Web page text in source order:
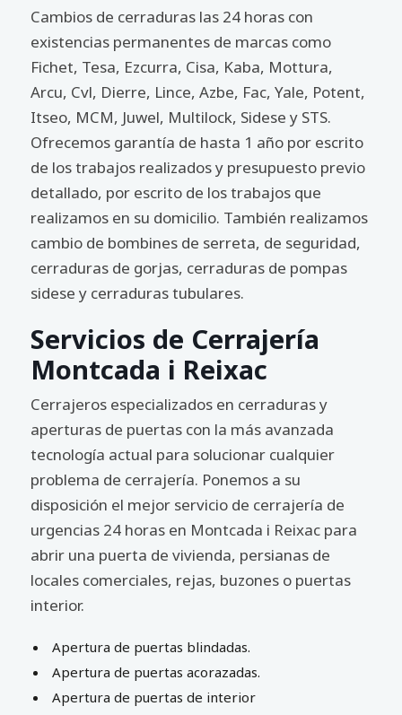
Cambios de cerraduras las 24 horas con
existencias permanentes de marcas como
Fichet, Tesa, Ezcurra, Cisa, Kaba, Mottura,
Arcu, Cvl, Dierre, Lince, Azbe, Fac, Yale, Potent,
Itseo, MCM, Juwel, Multilock, Sidese y STS.
Ofrecemos garantía de hasta 1 año por escrito
de los trabajos realizados y presupuesto previo
detallado, por escrito de los trabajos que
realizamos en su domicilio. También realizamos
cambio de bombines de serreta, de seguridad,
cerraduras de gorjas, cerraduras de pompas
sidese y cerraduras tubulares.
Servicios de Cerrajería
Montcada i Reixac
Cerrajeros especializados en cerraduras y
aperturas de puertas con la más avanzada
tecnología actual para solucionar cualquier
problema de cerrajería. Ponemos a su
disposición el mejor servicio de cerrajería de
urgencias 24 horas en Montcada i Reixac para
abrir una puerta de vivienda, persianas de
locales comerciales, rejas, buzones o puertas
interior.
Apertura de puertas blindadas.
Apertura de puertas acorazadas.
Apertura de puertas de interior